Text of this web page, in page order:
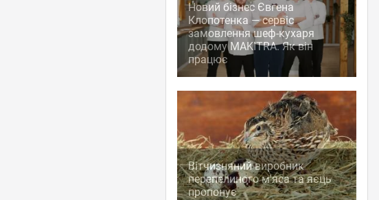
Новий бізнес Євгена
Клопотенка — сервіс
замовлення шеф-кухаря
додому MAKITRA. Як він
працює
Вітчизняний виробник
перепелиного м'яса та яєць
пропонує